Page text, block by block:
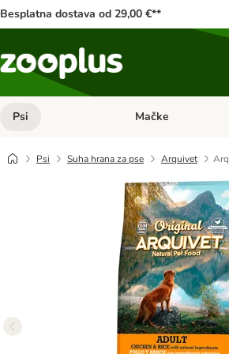
Besplatna dostava od 29,00 €**
Psi Pregled kategorija: Psi
Mačke
Psi Suha hrana za pse Arquivet